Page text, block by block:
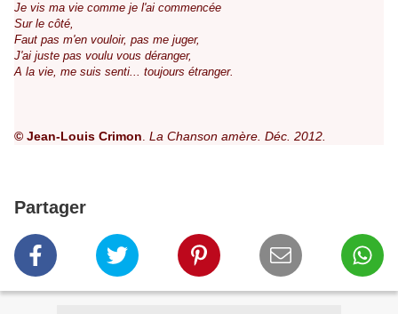
Je vis ma vie comme je l'ai commencée
Sur le côté,
Faut pas m'en vouloir, pas me juger,
J'ai juste pas voulu vous déranger,
A la vie, me suis senti... toujours étranger.
© Jean-Louis Crimon. La Chanson amère. Déc. 2012.
Partager